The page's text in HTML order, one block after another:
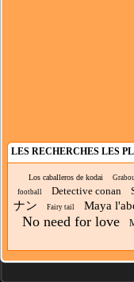
LES RECHERCHES LES
Los caballeros de kodai
football Detective conan
ナン Fairy tail Maya
No need for love